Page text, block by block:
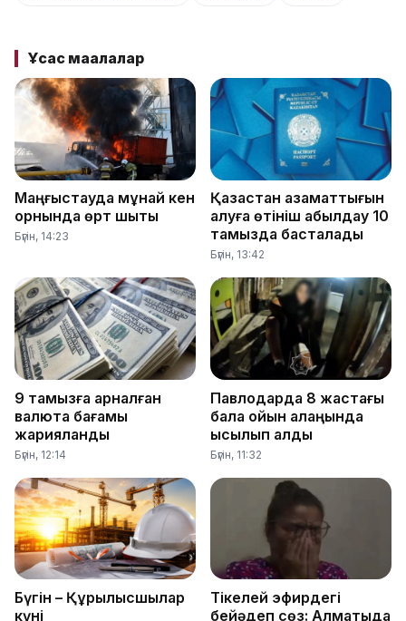
Ұқсас мақалалар
Маңғыстауда мұнай кен
орнында өрт шықты
Бүгін, 14:23
Қазақстан азаматтығын
алуға өтініш қабылдау 10
тамызда басталады
Бүгін, 13:42
9 тамызға арналған
валюта бағамы
жарияланды
Бүгін, 12:14
Павлодарда 8 жастағы
бала ойын алаңында
қысылып қалды
Бүгін, 11:32
Бүгін – Құрылысшылар
күні
Тікелей эфирдегі
бейәдеп сөз: Алматыда